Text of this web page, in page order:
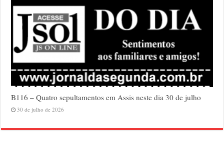
B116 – Quatro sepultamentos em Assis neste dia 30 de julho
30 de julho de 2026